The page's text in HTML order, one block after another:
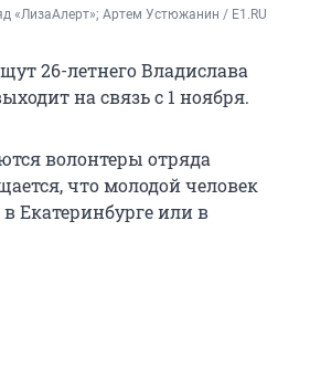
«ЛизаАлерт»; Артем Устюжанин / E1.RU
26-летнего Владислава
на связь с 1 ноября.
волонтеры отряда
что молодой человек
Екатеринбурге или в